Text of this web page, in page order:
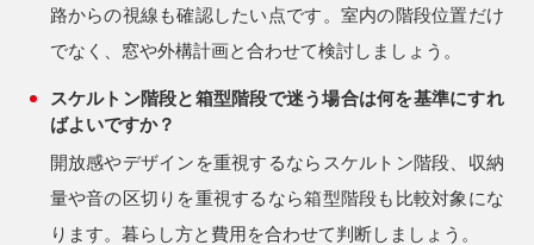
路からの視線も確認したい点です。室内の階段位置だけ
でなく、窓や外構計画と合わせて検討しましょう。
スケルトン階段と箱型階段で迷う場合は何を基準にすれ
ばよいですか？
開放感やデザインを重視するならスケルトン階段、収納
量や音の区切りを重視するなら箱型階段も比較対象にな
ります。暮らし方と費用を合わせて判断しましょう。